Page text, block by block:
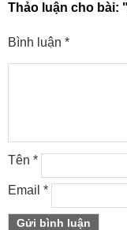
Thảo luận cho bài:
Bình luận *
Tên *
Email *